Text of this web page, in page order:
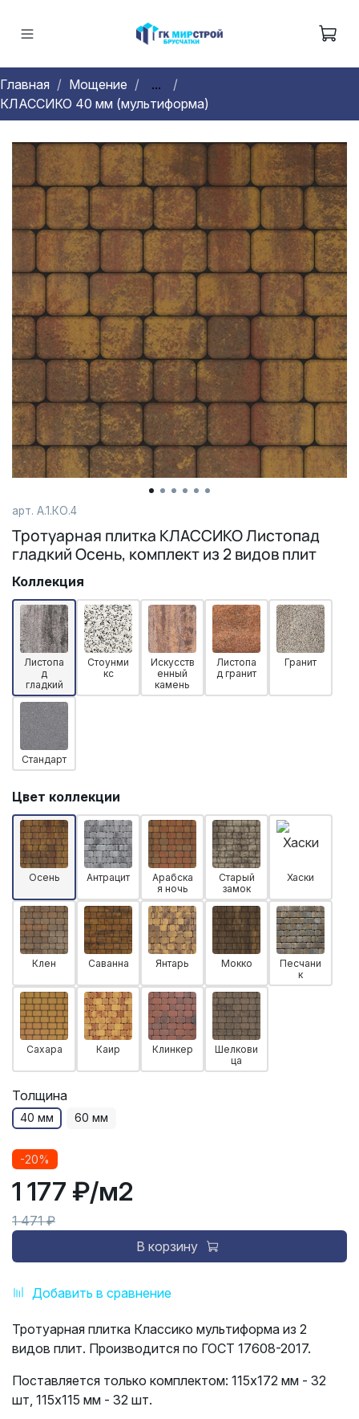
Главная Мощение
...
КЛАССИКО 40 мм (мультиформа)
арт. А.1.КО.4
Тротуарная плитка КЛАССИКО Листопад
гладкий Осень, комплект из 2 видов плит
Добавить в сравнение
Коллекция
Листопа
д
гладкий
Стоунми
кс
Искусств
енный
камень
Листопа
д гранит
Гранит
Стандарт
Цвет коллекции
Осень Антрацит
Арабска
я ночь
Старый
замок
Хаски
Клен Саванна Янтарь Мокко
Песчани
к
Сахара Каир Клинкер
Шелкови
ца
Толщина
40 мм 60 мм
-20%
1 177 ₽/м2
1 471 ₽
В корзину
Тротуарная плитка Классико мультиформа из 2
видов плит. Производится по ГОСТ 17608-2017.
Поставляется только комплектом: 115х172 мм - 32
шт, 115х115 мм - 32 шт.